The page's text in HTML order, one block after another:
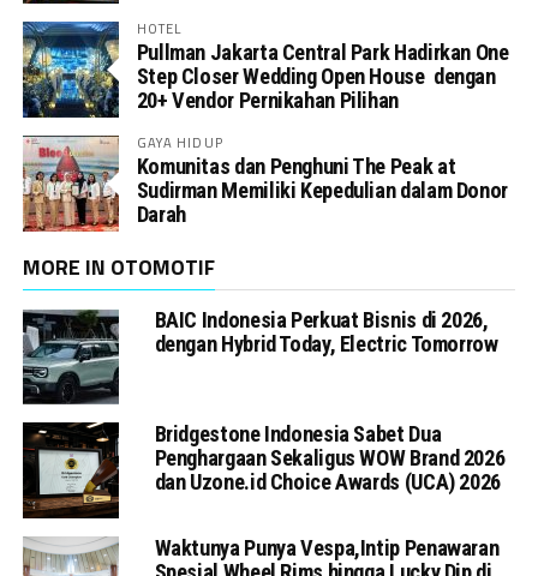
HOTEL
Pullman Jakarta Central Park Hadirkan One
Step Closer Wedding Open House dengan
20+ Vendor Pernikahan Pilihan
GAYA HIDUP
Komunitas dan Penghuni The Peak at
Sudirman Memiliki Kepedulian dalam Donor
Darah
MORE IN OTOMOTIF
BAIC Indonesia Perkuat Bisnis di 2026,
dengan Hybrid Today, Electric Tomorrow
Bridgestone Indonesia Sabet Dua
Penghargaan Sekaligus WOW Brand 2026
dan Uzone.id Choice Awards (UCA) 2026
Waktunya Punya Vespa,Intip Penawaran